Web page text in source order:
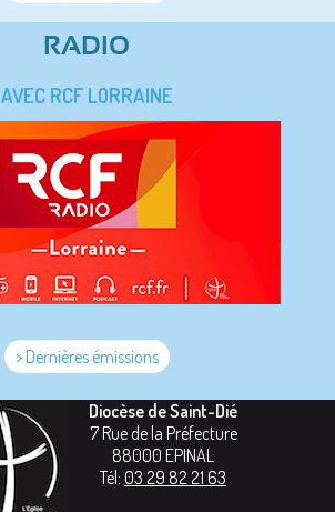
RADIO
AVEC RCF LORRAINE
> Dernières émissions
Diocèse de Saint-Dié
7 Rue de la Préfecture
88000 EPINAL
Tél: 03 29 82 21 63